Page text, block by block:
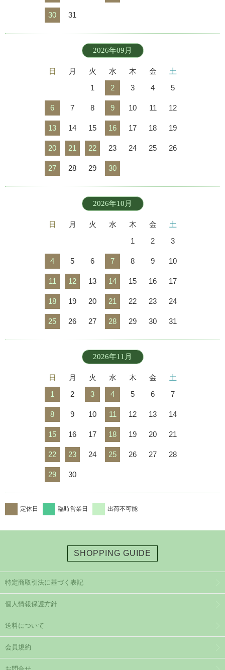
30 31
2026年09月
日 月 火 水 木 金
土
1
2 3 4 5
6 7 8 9 10 11 12
13 14 15 16 17 18 19
20 21 22 23 24 25 26
27 28 29 30
2026年10月
日 月 火 水 木 金
土
1
2 3
4 5 6 7 8 9 10
11 12 13 14 15 16 17
18 19 20 21 22 23 24
25 26 27 28 29 30 31
2026年11月
日 月 火 水 木 金
土
1
2 3 4 5 6 7
8 9 10 11 12 13 14
15 16 17 18 19 20 21
22 23 24 25 26 27 28
29 30
定休日 臨時営業日 出荷不可能
SHOPPING GUIDE
特定商取引法に基づく表記
個人情報保護方針
送料について
会員規約